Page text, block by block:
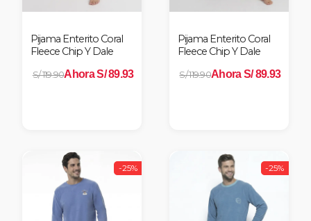
Pijama Enterito Coral
Fleece Chip Y Dale
S/ 119.90Ahora S/ 89.93
Pijama Enterito Coral
Fleece Chip Y Dale
S/ 119.90Ahora S/ 89.93
-25% -25%